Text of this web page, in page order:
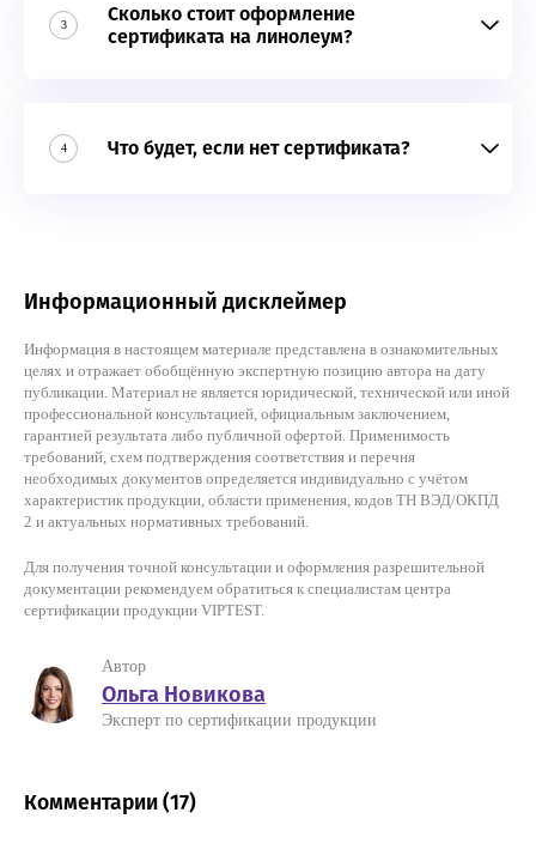
3
Сколько стоит оформление
сертификата на линолеум?
4 Что будет, если нет сертификата?
Информационный дисклеймер
Информация в настоящем материале представлена в ознакомительных
целях и отражает обобщённую экспертную позицию автора на дату
публикации. Материал не является юридической, технической или иной
профессиональной консультацией, официальным заключением,
гарантией результата либо публичной офертой. Применимость
требований, схем подтверждения соответствия и перечня
необходимых документов определяется индивидуально с учётом
характеристик продукции, области применения, кодов ТН ВЭД/ОКПД
2 и актуальных нормативных требований.
Для получения точной консультации и оформления разрешительной
документации рекомендуем обратиться к специалистам центра
сертификации продукции VIPTEST.
Автор
Ольга Новикова
Эксперт по сертификации продукции
Комментарии (17)